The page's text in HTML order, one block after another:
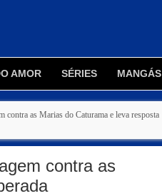
AMOR SÉRIES MANGÁS
contra as Marias do Caturama e leva resposta
contra as